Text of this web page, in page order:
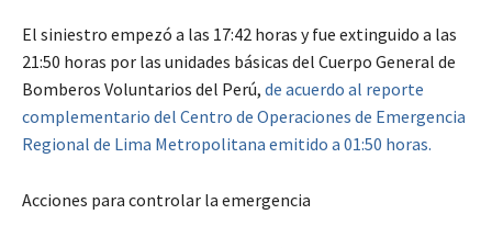
El siniestro empezó a las 17:42 horas y fue extinguido a las
21:50 horas por las unidades básicas del Cuerpo General de
Bomberos Voluntarios del Perú, de acuerdo al reporte
complementario del Centro de Operaciones de Emergencia
Regional de Lima Metropolitana emitido a 01:50 horas.
Acciones para controlar la emergencia